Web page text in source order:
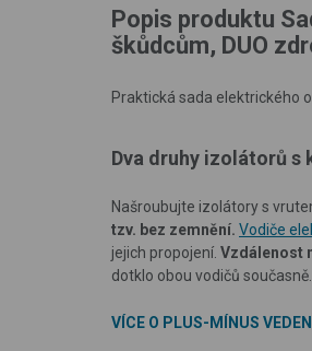
Popis produktu
škůdcům, DUO
Praktická sada elektrického
Dva druhy izolátorů s
Našroubujte izolátory s
tzv. bez zemnění. Vodiče
jejich propojení. Vzdálenost
dotklo obou vodičů
VÍCE O PLUS-MÍNUS